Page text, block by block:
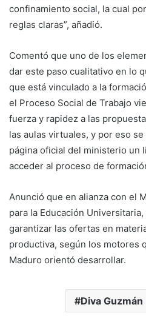
confinamiento social, la cual
reglas claras”, añadió.
Comentó que uno de los
dar este paso cualitativo en lo
que está vinculado a la
el Proceso Social de Trabajo
fuerza y rapidez a las
las aulas virtuales, y por eso
página oficial del ministerio un
acceder al proceso de
Anunció que en alianza con el
para la Educación
garantizar las ofertas en
productiva, según los motores
Maduro orientó desarrollar.
Diva Guzmán